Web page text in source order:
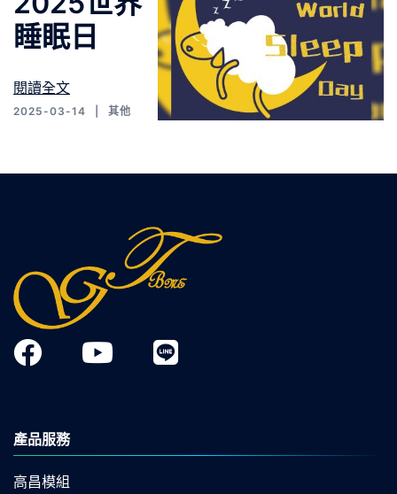
睡眠日
閱讀全文
2025-03-14 其他
產品服務
高昌模組